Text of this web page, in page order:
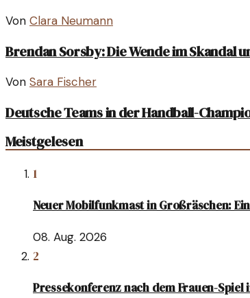
Von Clara Neumann
Brendan Sorsby: Die Wende im Skandal
Von Sara Fischer
Deutsche Teams in der Handball-
Meistgelesen
1
Neuer Mobilfunkmast in Großräschen:
08. Aug. 2026
2
Pressekonferenz nach dem Frauen-Spiel